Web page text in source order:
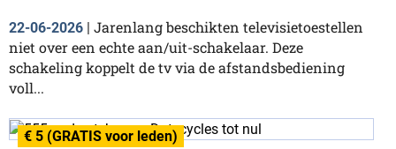
22-06-2026 | Jarenlang beschikten televisietoestellen
niet over een echte aan/uit-schakelaar. Deze
schakeling koppelt de tv via de afstandsbediening
voll...
€ 5 (GRATIS voor leden)